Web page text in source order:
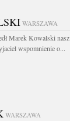
WARSZAWA
Marek Kowalski nasz
wspomnienie o...
WARSZAWA